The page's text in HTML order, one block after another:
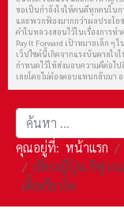
ขอเป็นกำลังใจให้คนดีทุกคนใน
และพวกฟ้องมากกว่าผลประโย
คำในหลวงสอนไว้ในเรื่องการท
Pay It Forward เป้าหมายเล็ก ๆ
เว็ปไซต์นี้เกิดจากแรงบันดาลใจ
กำหนดไว้ให้ส่งมอบความดีต่อไ
เลยโดยไม่ต้องตอบแทนกลับมา
การค้นหา
คุณอยู่ที่: หน้าแรก
เที่ยวญี่ปุ่น กิฟุ ถน
เติ้ลเกียวโต